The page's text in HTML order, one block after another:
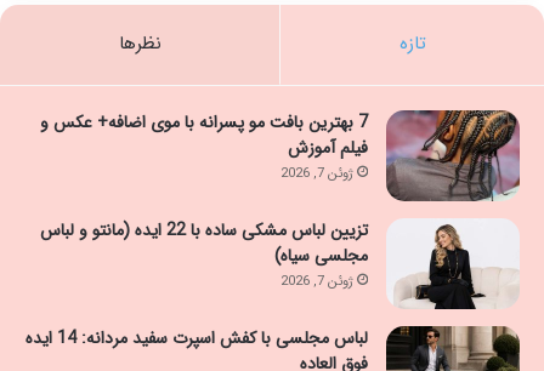
تازه نظرها
7 بهترین بافت مو پسرانه با موی اضافه+ عکس و
فیلم آموزش
ژوئن 7, 2026
تزیین لباس مشکی ساده با 22 ایده (مانتو و لباس
مجلسی سیاه)
ژوئن 7, 2026
لباس مجلسی با کفش اسپرت سفید مردانه: 14 ایده
فوق العاده